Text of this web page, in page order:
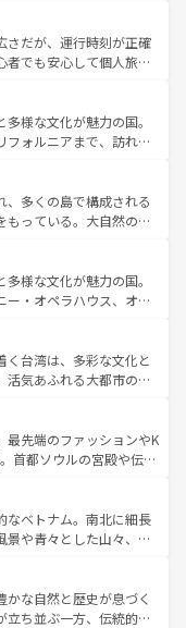
く異なる文化を体験で
ランス情報はコンテンツ一覧
なお、新着の
照してほしい。
、優雅なアフタヌーン
い英国パブ、サッカー観
験も豊富。イギリスを旅
さだが、運行時刻が正確
者でも安心して個人旅行
ならではのユニークな
なく町歩きも満喫する
ため物価も高いが、旅行
きる。 なお、新
を参照してほしい。
様な文化が魅力の国。
フォルニアまで、訪れる
ピング、エンターテイ
ットだ。一方、アメリカ
ドキャニオンやイエロー
美食が融合した独特の
地域で異なる魅力を楽
歴史を感じることができ
カ
ほしい。
、多くの島で構成される
もっている。大自然の神
観光地といえばオアフ
ウイ島やカウアイ島が
輝く海をはじめ、豊かな
迎えてくれるハワイの
ハワイアンミュージッ
べてがハワイの魅力を彩
い。
様な文化が魅力の国。
ー・オペラハウス、オー
ウルル（エアーズロッ
やケアンズの熱帯雨林な
カフェやワイン、オージ
り、サーフィンやダイ
ドア好きにはたまらな
を存分に味わいつくそ
く台湾は、多彩な文化と
活気あふれる大都市の台
東部など、都市の喧騒
訪れる人に新しい発見と
奥深い台湾の食文化も魅
バラエティ豊かな料理
情報は コンテンツ一覧を参
最先端のファッションやK
首都ソウルの宮殿や伝統
自然美を楽しむことが
絶品のストリートフード
ている。夜には、韓国な
な魅力を心ゆくまで味
お、新着の韓国情報はコンテンツ一
なベトナム。南北に細長
景や青々とした山々、世
ノイの古い町並みやホ
物も、独特の雰囲気を
ィの豊かさとおいしさで
な自然と歴史が息づく
立ち並ぶ一方、伝統的な